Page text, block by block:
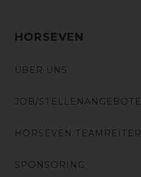
HORSEVEN
ÜBER UNS
JOB/STELLENANGEBOTE
HORSEVEN TEAMREITER
SPONSORING